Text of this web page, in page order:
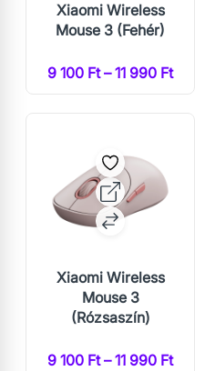
Xiaomi Wireless
Mouse 3 (Fehér)
9 100 Ft – 11 990 Ft
Xiaomi Wireless
Mouse 3
(Rózsaszín)
9 100 Ft – 11 990 Ft